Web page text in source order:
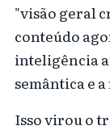
"visão geral
conteúdo
inteligência
semântica e
Isso virou o